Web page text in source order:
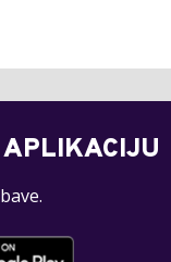
APLIKACIJU